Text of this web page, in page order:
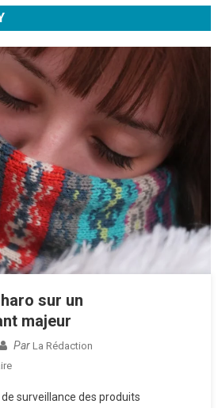
sur un
majeur
Par La Rédaction
Sur
États-
de surveillance des produits